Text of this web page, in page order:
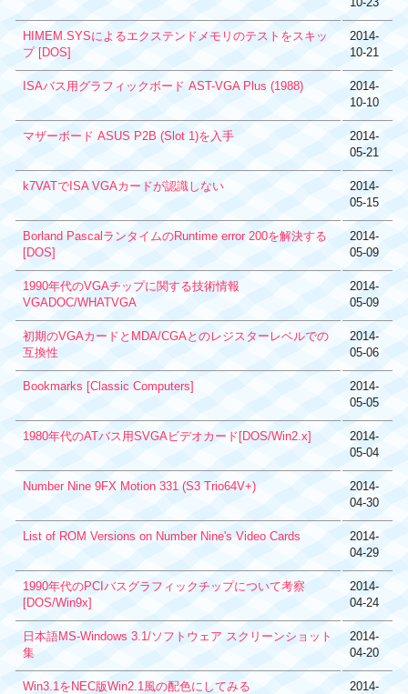
HIMEM.SYSによるエクステンドメモリのテストをスキッ
プ [DOS]
2014-
10-21
ISAバス用グラフィックボード AST-VGA Plus (1988)
2014-
10-10
マザーボード ASUS P2B (Slot 1)を入手
2014-
05-21
k7VATでISA VGAカードが認識しない
2014-
05-15
Borland PascalランタイムのRuntime error 200を解決する
[DOS]
2014-
05-09
1990年代のVGAチップに関する技術情報
VGADOC/WHATVGA
2014-
05-09
初期のVGAカードとMDA/CGAとのレジスターレベルでの
互換性
2014-
05-06
Bookmarks [Classic Computers]
2014-
05-05
1980年代のATバス用SVGAビデオカード[DOS/Win2.x]
2014-
05-04
Number Nine 9FX Motion 331 (S3 Trio64V+)
2014-
04-30
List of ROM Versions on Number Nine's Video Cards
2014-
04-29
1990年代のPCIバスグラフィックチップについて考察
[DOS/Win9x]
2014-
04-24
日本語MS-Windows 3.1/ソフトウェア スクリーンショット
集
2014-
04-20
Win3.1をNEC版Win2.1風の配色にしてみる
2014-